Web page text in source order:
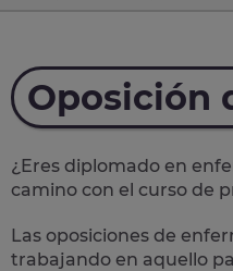
Oposición
¿Eres diplomado en
camino con el curso de
Las oposiciones de
trabajando en aquello